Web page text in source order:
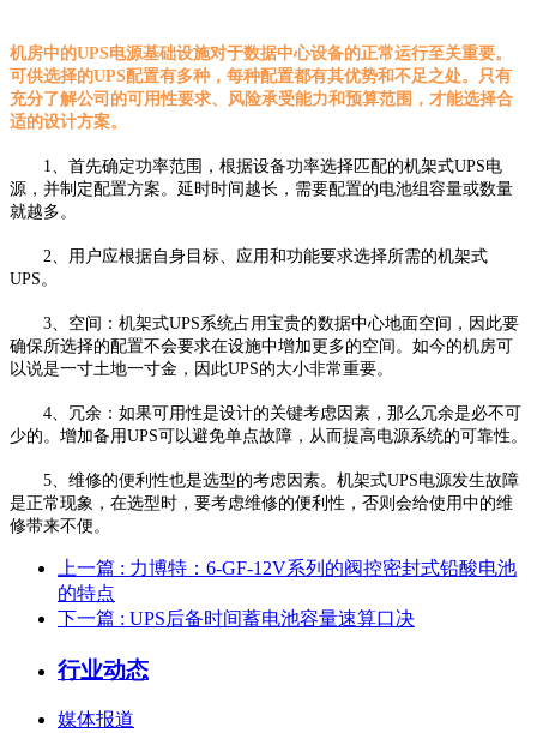
机房中的UPS电源基础设施对于数据中心设备的正常运行至关重要。
可供选择的UPS配置有多种，每种配置都有其优势和不足之处。只有
充分了解公司的可用性要求、风险承受能力和预算范围，才能选择合
适的设计方案。
1、首先确定功率范围，根据设备功率选择匹配的机架式UPS电
源，并制定配置方案。延时时间越长，需要配置的电池组容量或数量
就越多。
2、用户应根据自身目标、应用和功能要求选择所需的机架式
UPS。
3、空间：机架式UPS系统占用宝贵的数据中心地面空间，因此要
确保所选择的配置不会要求在设施中增加更多的空间。如今的机房可
以说是一寸土地一寸金，因此UPS的大小非常重要。
4、冗余：如果可用性是设计的关键考虑因素，那么冗余是必不可
少的。增加备用UPS可以避免单点故障，从而提高电源系统的可靠性。
5、维修的便利性也是选型的考虑因素。机架式UPS电源发生故障
是正常现象，在选型时，要考虑维修的便利性，否则会给使用中的维
修带来不便。
上一篇 : 力博特：6-GF-12V系列的阀控密封式铅酸电池
的特点
下一篇 : UPS后备时间蓄电池容量速算口决
行业动态
媒体报道